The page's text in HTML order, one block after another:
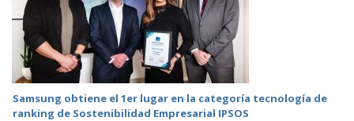
Samsung obtiene el 1er lugar en la categoría tecnología de
ranking de Sostenibilidad Empresarial IPSOS